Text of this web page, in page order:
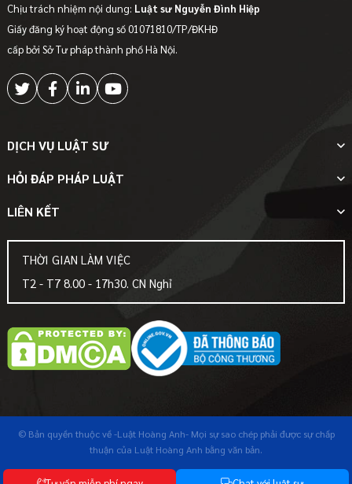
Chịu trách nhiệm nội dung: Luật sư Nguyễn Đình Hiệp
Giấy đăng ký hoạt động số 01071810/TP/ĐKHĐ
cấp bởi Sở Tư pháp thành phố Hà Nội.
DỊCH VỤ LUẬT SƯ
HỎI ĐÁP PHÁP LUẬT
LIÊN KẾT
THỜI GIAN LÀM VIỆC
T2 - T7 8.00 - 17h30. CN Nghỉ
© Bản quyền thuộc về-Luật Hoàng Anh-Mọi sự sao chép phải được sự chấp
thuận của Luật Hoàng Anh bằng văn bản.